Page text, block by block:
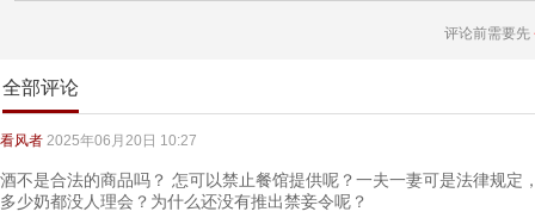
评论前需要先
全部评论
看风者 2025年06月20日 10:27
酒不是合法的商品吗？ 怎可以禁止餐馆提供呢？一夫一妻可是法律规定
多少奶都没人理会？为什么还没有推出禁妾令呢？